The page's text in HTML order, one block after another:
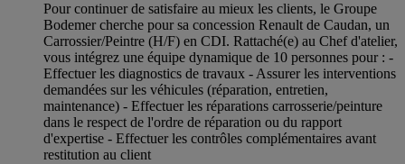
Pour continuer de satisfaire au mieux les clients, le Groupe
Bodemer cherche pour sa concession Renault de Caudan, un
Carrossier/Peintre (H/F) en CDI. Rattaché(e) au Chef d'atelier,
vous intégrez une équipe dynamique de 10 personnes pour : -
Effectuer les diagnostics de travaux - Assurer les interventions
demandées sur les véhicules (réparation, entretien,
maintenance) - Effectuer les réparations carrosserie/peinture
dans le respect de l'ordre de réparation ou du rapport
d'expertise - Effectuer les contrôles complémentaires avant
restitution au client